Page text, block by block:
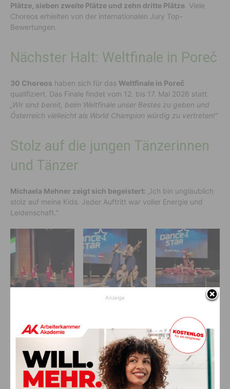
Plätze, sieben zweite Plätze und zehn dritte Plätze . Viele
Choreos erhielten von der internationalen Jury Top-
Bewertungen.
Nächster Halt: Weltfinale in Poreč
30 Choreos haben sich für das Weltfinale in Poreč
qualifiziert. Das Finale findet vom 12. bis 17. Mai 2026 statt.
„Wir sind bereit, beim Weltfinale unser Bestes zu geben und
Österreich vielleicht als World Champion würdig zu vertreten!“
Stolz auf die jungen Tänzerinnen
und Tänzer
Michaela Mehner zeigt sich begeistert: „Ich bin unglaublich
stolz auf meine Kids. Jeder Auftritt war voller Energie und
Leidenschaft.“
Anzeige